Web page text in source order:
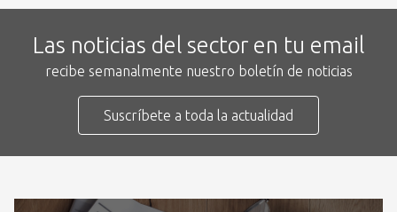
Las noticias del sector en tu email
recibe semanalmente nuestro boletín de noticias
Suscríbete a toda la actualidad